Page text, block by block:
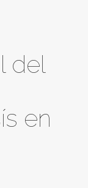
del
en